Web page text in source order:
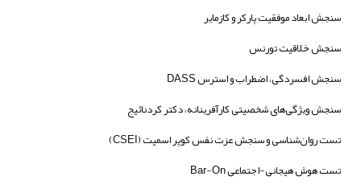
سنجش ابعاد موفقیت پارکر و کازمایر
سنجش خلاقیت تورنس
سنجش افسردگی، اضطراب و استرس DASS
سنجش ویژگی‌های شخصیتی کارآفرینانه، دکتر کردنائیج
تست روان‌شناسی و سنجش عزت نفس کوپر اسمیت (CSEI)
تست هوش هیجانی-اجتماعی Bar-On